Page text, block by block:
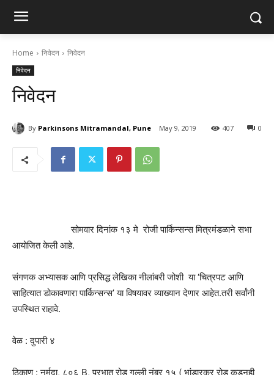
Home निवेदन निवेदन
निवेदन
निवेदन
By Parkinsons Mitramandal, Pune May 9, 2019 0
407
सोमवार दिनांक १३ मे रोजी पार्किन्सन्स मित्रमंडळाने सभा
आयोजित केली आहे.
संगणक अभ्यासक आणि प्रसिद्ध लेखिका नीलांबरी जोशी या ‘चित्रपट आणि
साहित्यात डोकावणारा पार्किन्सन्स’ या विषयावर व्याख्यान देणार आहेत.तरी सर्वांनी
उपस्थित राहावे.
वेळ : दुपारी ४
ठिकाण : नर्मदा, ८०६ B, प्रभात रोड गल्ली नंबर १५ ( भांडारकर रोड कडूनही